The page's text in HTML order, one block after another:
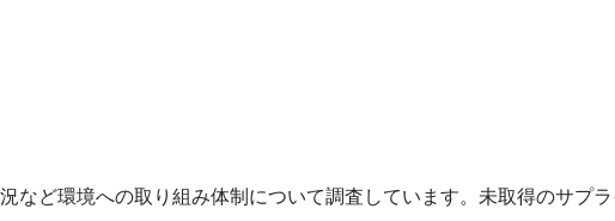
ど環境への取り組み体制について調査しています。未取得のサプ